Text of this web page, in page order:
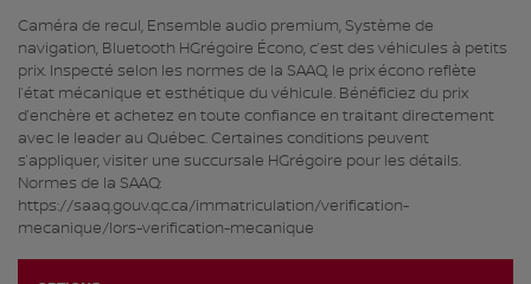
Caméra de recul, Ensemble audio premium, Système de
navigation, Bluetooth HGrégoire Écono, c’est des véhicules à petits
prix. Inspecté selon les normes de la SAAQ, le prix écono reflète
l’état mécanique et esthétique du véhicule. Bénéficiez du prix
d’enchère et achetez en toute confiance en traitant directement
avec le leader au Québec. Certaines conditions peuvent
s’appliquer, visiter une succursale HGrégoire pour les détails.
Normes de la SAAQ:
https://saaq.gouv.qc.ca/immatriculation/verification-
mecanique/lors-verification-mecanique